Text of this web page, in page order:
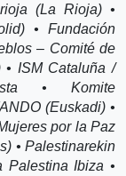
(La Rioja) •
• Fundación
– Comité de
ISM Cataluña /
• Komite
(Euskadi) •
por la Paz
• Palestinarekin
Palestina Ibiza •